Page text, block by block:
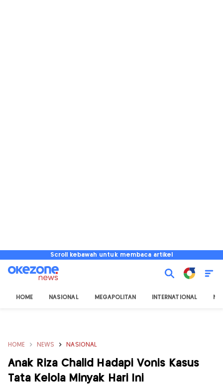
Scroll kebawah untuk membaca artikel
HOME NASIONAL MEGAPOLITAN INTERNATIONAL
HOME NEWS NASIONAL
Anak Riza Chalid Hadapi Vonis Kasus
Tata Kelola Minyak Hari Ini